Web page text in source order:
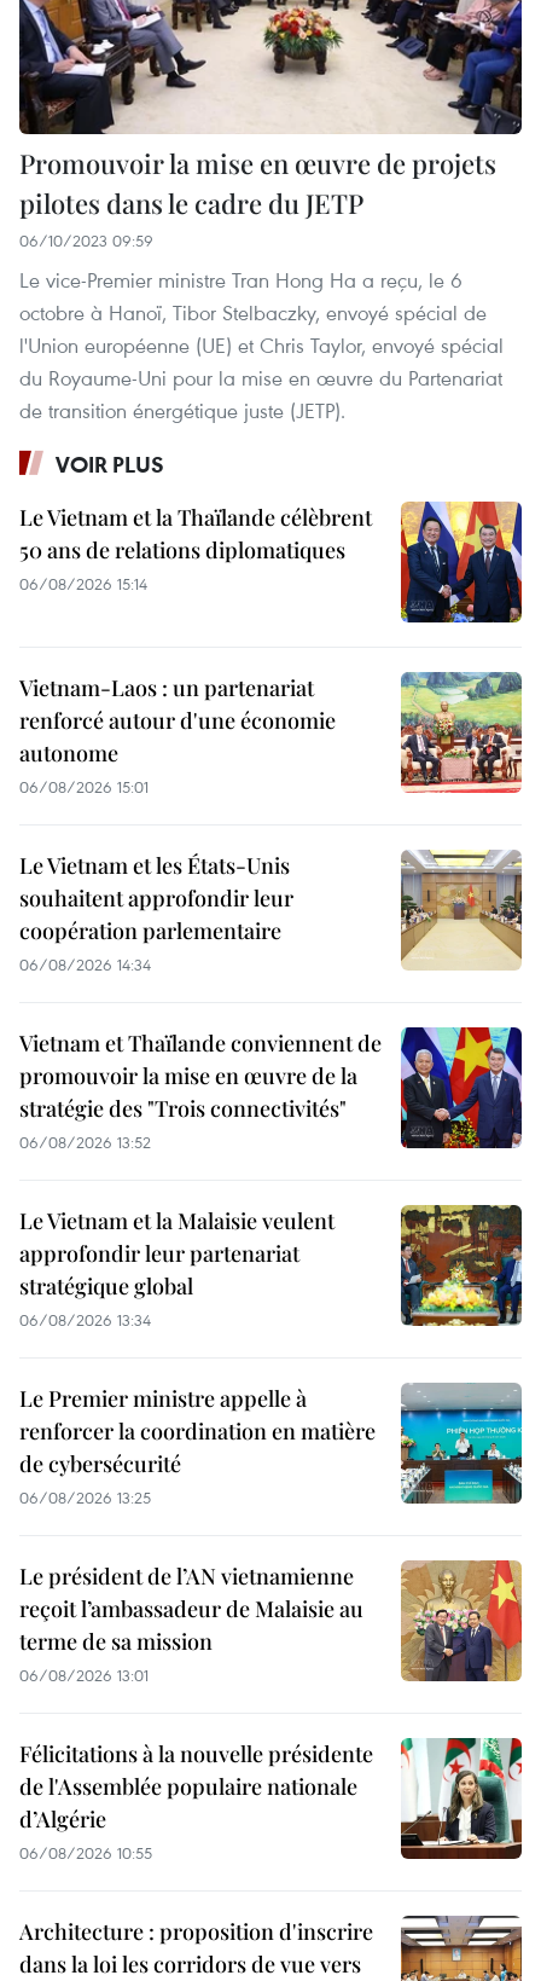
Promouvoir la mise en œuvre de projets
pilotes dans le cadre du JETP
06/10/2023 09:59
Le vice-Premier ministre Tran Hong Ha a reçu, le 6
octobre à Hanoï, Tibor Stelbaczky, envoyé spécial de
l'Union européenne (UE) et Chris Taylor, envoyé spécial
du Royaume-Uni pour la mise en œuvre du Partenariat
de transition énergétique juste (JETP).
VOIR PLUS
Le Vietnam et la Thaïlande célèbrent
50 ans de relations diplomatiques
06/08/2026 15:14
Vietnam-Laos : un partenariat
renforcé autour d'une économie
autonome
06/08/2026 15:01
Le Vietnam et les États-Unis
souhaitent approfondir leur
coopération parlementaire
06/08/2026 14:34
Vietnam et Thaïlande conviennent de
promouvoir la mise en œuvre de la
stratégie des "Trois connectivités"
06/08/2026 13:52
Le Vietnam et la Malaisie veulent
approfondir leur partenariat
stratégique global
06/08/2026 13:34
Le Premier ministre appelle à
renforcer la coordination en matière
de cybersécurité
06/08/2026 13:25
Le président de l’AN vietnamienne
reçoit l’ambassadeur de Malaisie au
terme de sa mission
06/08/2026 13:01
Félicitations à la nouvelle présidente
de l'Assemblée populaire nationale
d’Algérie
06/08/2026 10:55
Architecture : proposition d'inscrire
dans la loi les corridors de vue vers